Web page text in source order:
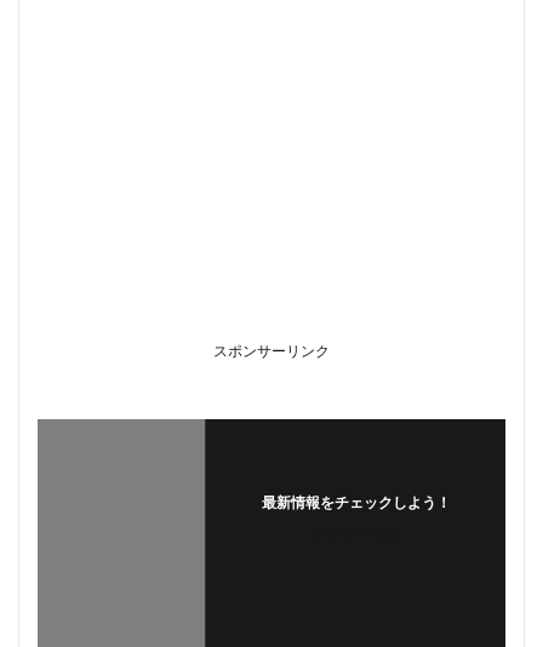
スポンサーリンク
最新情報をチェックしよう！